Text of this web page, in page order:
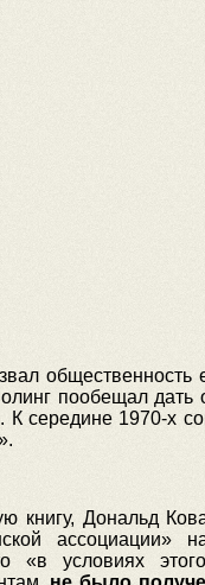
пообещал дать
. К середине 1970-х
книгу, Дональд
ассоциации»
условиях этого